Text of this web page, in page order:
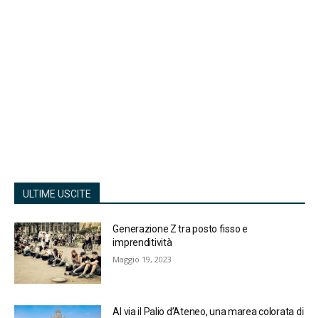
ULTIME USCITE
Generazione Z tra posto fisso e
imprenditività
Maggio 19, 2023
Al via il Palio d’Ateneo, una marea colorata di